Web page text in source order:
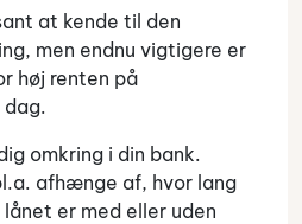
at kende til den
men endnu vigtigere er
høj renten på
dag.
omkring i din bank.
afhænge af, hvor lang
er med eller uden